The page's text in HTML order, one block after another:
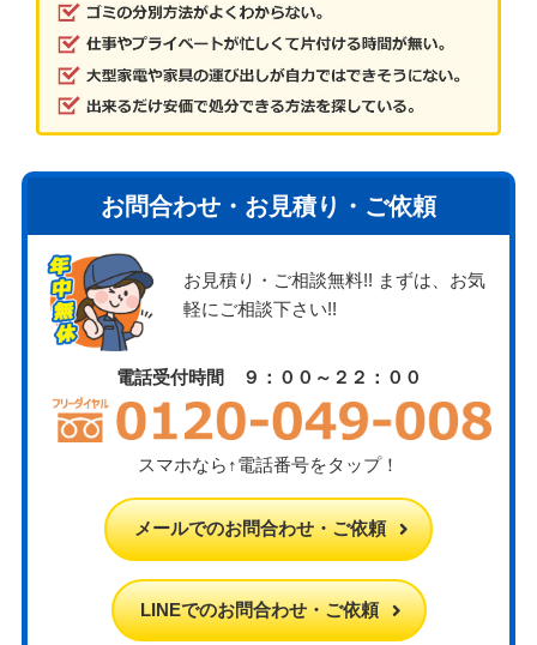
お問合わせ・お見積り・ご依頼
お見積り・ご相談無料!! まずは、お気
軽にご相談下さい!!
電話受付時間 ９：００～２２：００
スマホなら↑電話番号をタップ！
メールでのお問合わせ・ご依頼
LINEでのお問合わせ・ご依頼